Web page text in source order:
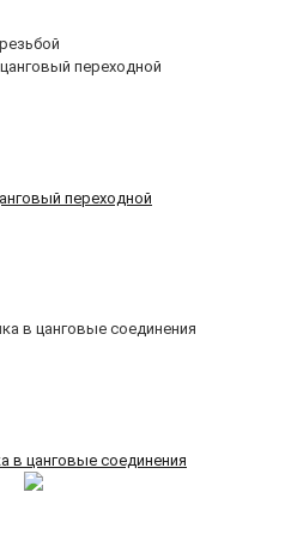
переходной
в цанговые соединения